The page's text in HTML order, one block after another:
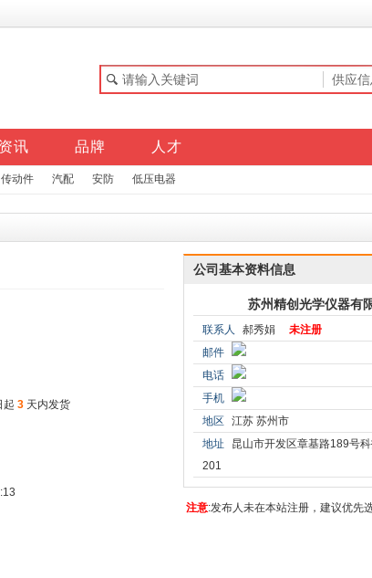
资讯 品牌 人才
传动件 汽配 安防 低压电器
起 3 天内发货
公司基本资料信息
苏州精创光学仪器有
联系人 郝秀娟
未注册
邮件
电话
手机
地区
江苏 苏州市
地址
昆山市开发区章基路189号
201
注意:发布人未在本站注册，建议优先